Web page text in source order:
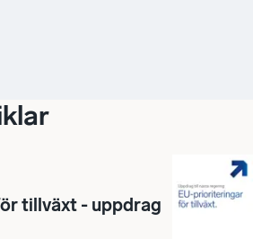
tillväxt - uppdrag